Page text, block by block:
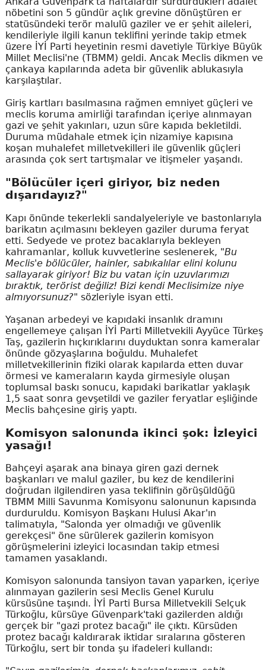
nöbetini son 5 gündür açlık grevine dönüştüren er
statüsündeki terör malulü gaziler ve er şehit aileleri,
kendileriyle ilgili kanun teklifini yerinde takip etmek
üzere İYİ Parti heyetinin resmi davetiyle Türkiye Büyük
Millet Meclisi'ne (TBMM) geldi. Ancak Meclis dikmen ve
çankaya kapılarında adeta bir güvenlik ablukasıyla
karşılaştılar.
Giriş kartları basılmasına rağmen emniyet güçleri ve
meclis koruma amirliği tarafından içeriye alınmayan
gazi ve şehit yakınları, uzun süre kapıda bekletildi.
Duruma müdahale etmek için nizamiye kapısına
koşan muhalefet milletvekilleri ile güvenlik güçleri
arasında çok sert tartışmalar ve itişmeler yaşandı.
"Bölücüler içeri giriyor, biz neden
dışarıdayız?"
Kapı önünde tekerlekli sandalyeleriyle ve bastonlarıyla
barikatın açılmasını bekleyen gaziler duruma feryat
etti. Sedyede ve protez bacaklarıyla bekleyen
kahramanlar, kolluk kuvvetlerine seslenerek, "Bu
Meclis'e bölücüler, hainler, sabıkalılar elini kolunu
sallayarak giriyor! Biz bu vatan için uzuvlarımızı
bıraktık, terörist değiliz! Bizi kendi Meclisimize niye
almıyorsunuz?" sözleriyle isyan etti.
Yaşanan arbedeyi ve kapıdaki insanlık dramını
engellemeye çalışan İYİ Parti Milletvekili Ayyüce Türkeş
Taş, gazilerin hıçkırıklarını duyduktan sonra kameralar
önünde gözyaşlarına boğuldu. Muhalefet
milletvekillerinin fiziki olarak kapılarda etten duvar
örmesi ve kameraların kayda girmesiyle oluşan
toplumsal baskı sonucu, kapıdaki barikatlar yaklaşık
1,5 saat sonra gevşetildi ve gaziler feryatlar eşliğinde
Meclis bahçesine giriş yaptı.
Komisyon salonunda ikinci şok: İzleyici
yasağı!
Bahçeyi aşarak ana binaya giren gazi dernek
başkanları ve malul gaziler, bu kez de kendilerini
doğrudan ilgilendiren yasa teklifinin görüşüldüğü
TBMM Milli Savunma Komisyonu salonunun kapısında
durduruldu. Komisyon Başkanı Hulusi Akar'ın
talimatıyla, "Salonda yer olmadığı ve güvenlik
gerekçesi" öne sürülerek gazilerin komisyon
görüşmelerini izleyici locasından takip etmesi
tamamen yasaklandı.
Komisyon salonunda tansiyon tavan yaparken, içeriye
alınmayan gazilerin sesi Meclis Genel Kurulu
kürsüsüne taşındı. İYİ Parti Bursa Milletvekili Selçuk
Türkoğlu, kürsüye Güvenpark'taki gazilerden aldığı
gerçek bir "gazi protez bacağı" ile çıktı. Kürsüden
protez bacağı kaldırarak iktidar sıralarına gösteren
Türkoğlu, sert bir tonda şu ifadeleri kullandı: